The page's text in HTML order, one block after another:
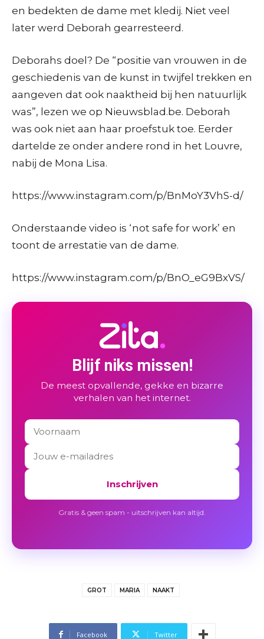
en bedekten de dame met kledij. Niet veel
later werd Deborah gearresteerd.
Deborahs doel? De “positie van vrouwen in de
geschiedenis van de kunst in twijfel trekken en
aangeven dat ook naaktheid bij hen natuurlijk
was”, lezen we op Nieuwsblad.be. Deborah
was ook niet aan haar proefstuk toe. Eerder
dartelde ze onder andere rond in het Louvre,
nabij de Mona Lisa.
https://www.instagram.com/p/BnMoY3VhS-d/
Onderstaande video is ‘not safe for work’ en
toont de arrestatie van de dame.
https://www.instagram.com/p/BnO_eG9BxVS/
Blijf niks missen!
De meest opvallende, gekke en bizarre
verhalen van het internet.
Inschrijven
Gratis & geen spam - uitschrijven kan altijd.
GROT MARIA NAAKT
Facebook Twitter